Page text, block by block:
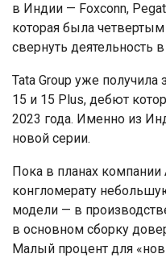
в Индии — Foxconn,
которая была
свернуть деятельность
Tata Group уже
15 и 15 Plus, дебют
2023 года. Именно из
новой серии.
Пока в планах компании
конгломерату
модели — в
в основном сборку
Малый процент для